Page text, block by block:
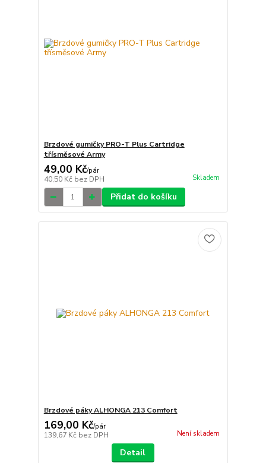
Brzdové gumičky PRO-T Plus Cartridge
třísměsové Army
49,00 Kč/pár
40,50 Kč bez DPH Skladem
Přidat do košíku
Brzdové páky ALHONGA 213 Comfort
169,00 Kč/pár
139,67 Kč bez DPH Není skladem
Detail